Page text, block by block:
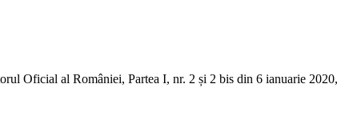
Oficial al României, Partea I, nr. 2 și 2 bis din 6 ianuarie